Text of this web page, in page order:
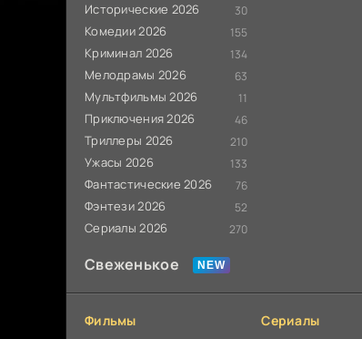
Исторические 2026 30
Комедии 2026 155
Криминал 2026 134
Мелодрамы 2026 63
Мультфильмы 2026 11
Приключения 2026 46
Триллеры 2026 210
Ужасы 2026 133
Фантастические 2026 76
Фэнтези 2026 52
Сериалы 2026 270
Свеженькое
Фильмы Сериалы